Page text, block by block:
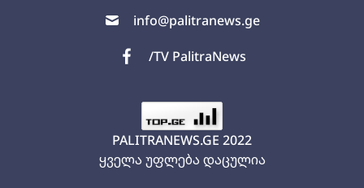
info@palitranews.ge
/TV PalitraNews
PALITRANEWS.GE 2022
ყველა უფლება დაცულია